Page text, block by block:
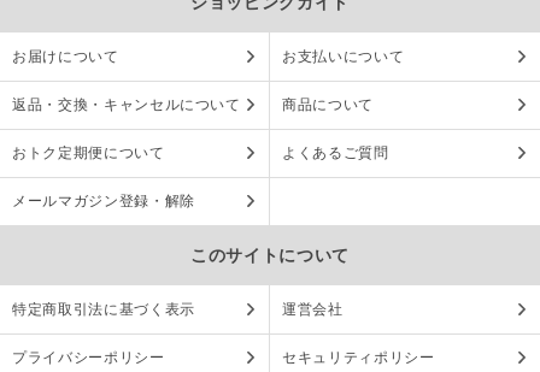
お届けについて お支払いについて
返品・交換・キャンセルについて 商品について
おトク定期便について よくあるご質問
メールマガジン登録・解除
このサイトについて
特定商取引法に基づく表示 運営会社
プライバシーポリシー セキュリティポリシー